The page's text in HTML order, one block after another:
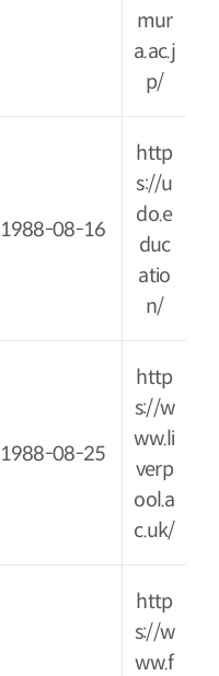
mur
a.ac.j
p/
1988-08-16
http
s://u
do.e
duc
atio
n/
1988-08-25
http
s://w
ww.li
verp
ool.a
c.uk/
http
s://w
ww.f